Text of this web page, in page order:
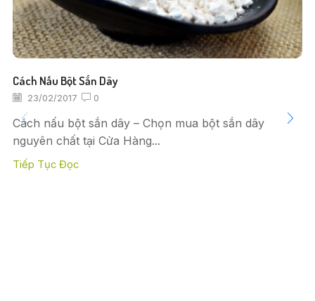
Cách Nấu Bột Sắn Dây
23/02/2017 0
Cách nấu bột sắn dây – Chọn mua bột sắn dây
nguyên chất tại Cửa Hàng...
Tiếp Tục Đọc